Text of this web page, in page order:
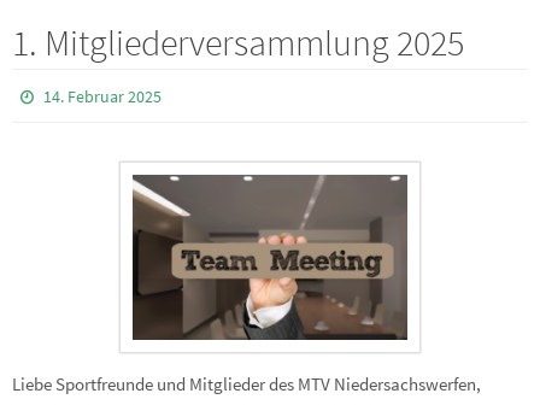
1. Mitgliederversammlung 2025
14. Februar 2025
Liebe Sportfreunde und Mitglieder des MTV Niedersachswerfen,